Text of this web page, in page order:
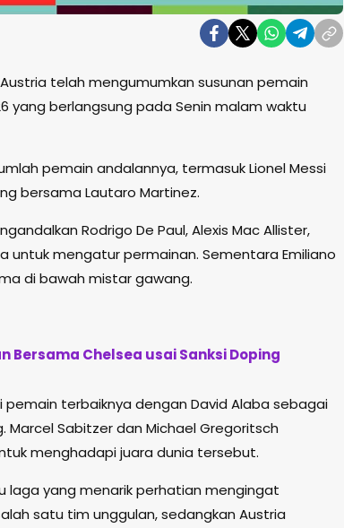
telah mengumumkan susunan pemain
yang berlangsung pada Senin malam waktu
pemain andalannya, termasuk Lionel Messi
bersama Lautaro Martinez.
Rodrigo De Paul, Alexis Mac Allister,
untuk mengatur permainan. Sementara Emiliano
di bawah mistar gawang.
Bersama Chelsea usai Sanksi Doping
pemain terbaiknya dengan David Alaba sebagai
Sabitzer dan Michael Gregoritsch
menghadapi juara dunia tersebut.
laga yang menarik perhatian mengingat
satu tim unggulan, sedangkan Austria